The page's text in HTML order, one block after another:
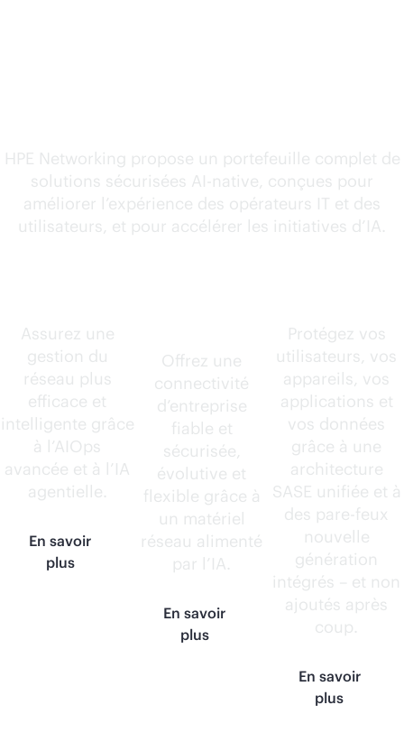
HPE Networking propose un portefeuille complet de
solutions sécurisées AI-native, conçues pour
améliorer l’expérience des opérateurs IT et des
utilisateurs, et pour accélérer les initiatives d’IA.
Assurez une
gestion du
réseau plus
efficace et
intelligente grâce
à l’AIOps
avancée et à l’IA
agentielle.
En savoir
plus
Offrez une
connectivité
d’entreprise
fiable et
sécurisée,
évolutive et
flexible grâce à
un matériel
réseau alimenté
par l’IA.
En savoir
plus
Protégez vos
utilisateurs, vos
appareils, vos
applications et
vos données
grâce à une
architecture
SASE unifiée et à
des pare-feux
nouvelle
génération
intégrés – et non
ajoutés après
coup.
En savoir
plus